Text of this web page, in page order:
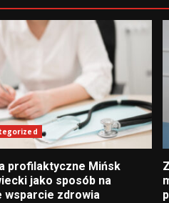
profilaktyczne Mińsk
jako sposób na
wsparcie zdrowia